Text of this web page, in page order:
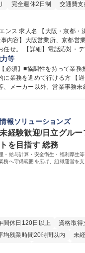
完全週休2日制 交通費支
営業事務 ※未経
任せ。 【詳細】電話応対・
・来客対応・営業所内で発生
くことが可能です。業務シ
ズに仕事に慣れることができ
・滋賀】営業事務 ※未経験可
等
必須】■協調性を持って業務
に業務を進めて行ける方 【
、メーカー以外、営業事務未
状況に合わせ、能動的なサポ
スペシャリストとして、チー
になることができます。平
れており、メリハリのある働き
大学 高専 短大 語学力： 資格
報ソリューションズ
経験歓迎/日立グル
を目指す 総務
・給与計算・安全衛生・福利厚生
務へ守備範囲を広げ、組織運営を支
間休日120日以上
資格取得
均残業時間20時間以内
未